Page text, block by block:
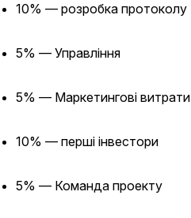
10% — розробка протоколу
5% — Управління
5% — Маркетингові витрати
10% — перші інвестори
5% — Команда проекту